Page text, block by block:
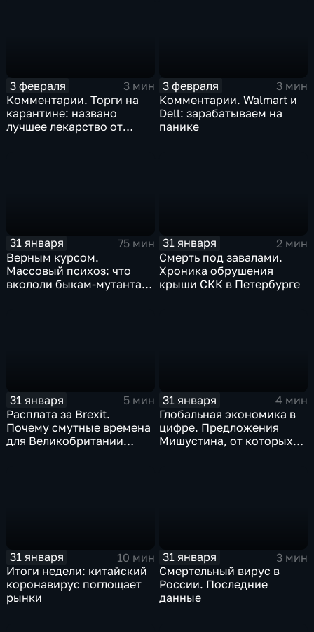
3 февраля
3 мин
Комментарии. Торги на
карантине: названо
лучшее лекарство от
3 февраля
3 мин
Комментарии. Walmart и
Dell: зарабатываем на
панике
31 января
75 мин
Верным курсом.
Массовый психоз: что
вкололи быкам-мутантам,
31 января
2 мин
Смерть под завалами.
Хроника обрушения
крыши СКК в Петербурге
31 января
5 мин
Расплата за Brexit.
Почему смутные времена
для Великобритании
31 января
4 мин
Глобальная экономика в
цифре. Предложения
Мишустина, от которых
31 января
10 мин
Итоги недели: китайский
коронавирус поглощает
рынки
31 января
3 мин
Смертельный вирус в
России. Последние
данные